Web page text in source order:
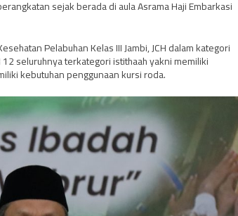
sejak berada di aula Asrama Haji Embarkasi
Pelabuhan Kelas III Jambi, JCH dalam kategori
seluruhnya terkategori istithaah yakni memiliki
kebutuhan penggunaan kursi roda.